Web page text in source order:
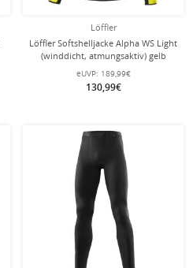
Löffler
Löffler Softshelljacke Alpha WS Light
(winddicht, atmungsaktiv) gelb
Herren
eUVP: 189,99€
130,99€